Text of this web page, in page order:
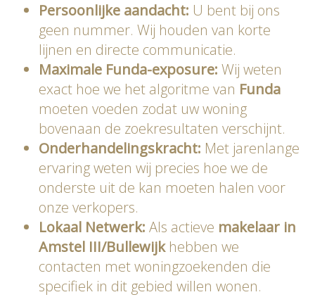
Persoonlijke aandacht: U bent bij ons
geen nummer. Wij houden van korte
lijnen en directe communicatie.
Maximale Funda-exposure: Wij weten
exact hoe we het algoritme van Funda
moeten voeden zodat uw woning
bovenaan de zoekresultaten verschijnt.
Onderhandelingskracht: Met jarenlange
ervaring weten wij precies hoe we de
onderste uit de kan moeten halen voor
onze verkopers.
Lokaal Netwerk: Als actieve makelaar in
Amstel III/Bullewijkhebben we
contacten met woningzoekenden die
specifiek in dit gebied willen wonen.